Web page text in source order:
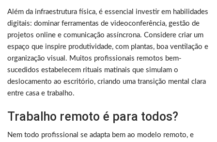
Além da infraestrutura física, é essencial investir em habilidades
digitais: dominar ferramentas de videoconferência, gestão de
projetos online e comunicação assíncrona. Considere criar um
espaço que inspire produtividade, com plantas, boa ventilação e
organização visual. Muitos profissionais remotos bem-
sucedidos estabelecem rituais matinais que simulam o
deslocamento ao escritório, criando uma transição mental clara
entre casa e trabalho.
Trabalho remoto é para todos?
Nem todo profissional se adapta bem ao modelo remoto, e